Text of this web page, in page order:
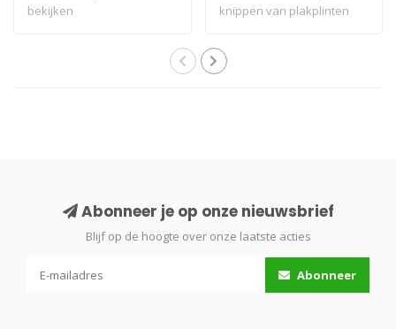
bekijken
knippen van plakplinten
Abonneer je op onze nieuwsbrief
Blijf op de hoogte over onze laatste acties
Abonneer